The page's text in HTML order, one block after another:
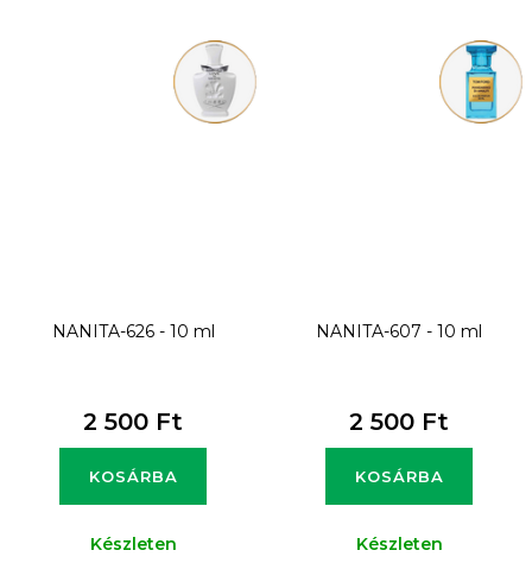
NANITA-626 - 10 ml
2 500 Ft
KOSÁRBA
Készleten
NANITA-607 - 10 ml
2 500 Ft
KOSÁRBA
Készleten